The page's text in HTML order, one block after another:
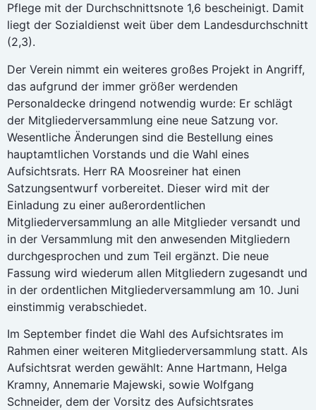
Pflege mit der Durchschnittsnote 1,6 bescheinigt. Damit
liegt der Sozialdienst weit über dem Landesdurchschnitt
(2,3).
Der Verein nimmt ein weiteres großes Projekt in Angriff,
das aufgrund der immer größer werdenden
Personaldecke dringend notwendig wurde: Er schlägt
der Mitgliederversammlung eine neue Satzung vor.
Wesentliche Änderungen sind die Bestellung eines
hauptamtlichen Vorstands und die Wahl eines
Aufsichtsrats. Herr RA Moosreiner hat einen
Satzungsentwurf vorbereitet. Dieser wird mit der
Einladung zu einer außerordentlichen
Mitgliederversammlung an alle Mitglieder versandt und
in der Versammlung mit den anwesenden Mitgliedern
durchgesprochen und zum Teil ergänzt. Die neue
Fassung wird wiederum allen Mitgliedern zugesandt und
in der ordentlichen Mitgliederversammlung am 10. Juni
einstimmig verabschiedet.
Im September findet die Wahl des Aufsichtsrates im
Rahmen einer weiteren Mitgliederversammlung statt. Als
Aufsichtsrat werden gewählt: Anne Hartmann, Helga
Kramny, Annemarie Majewski, sowie Wolfgang
Schneider, dem der Vorsitz des Aufsichtsrates